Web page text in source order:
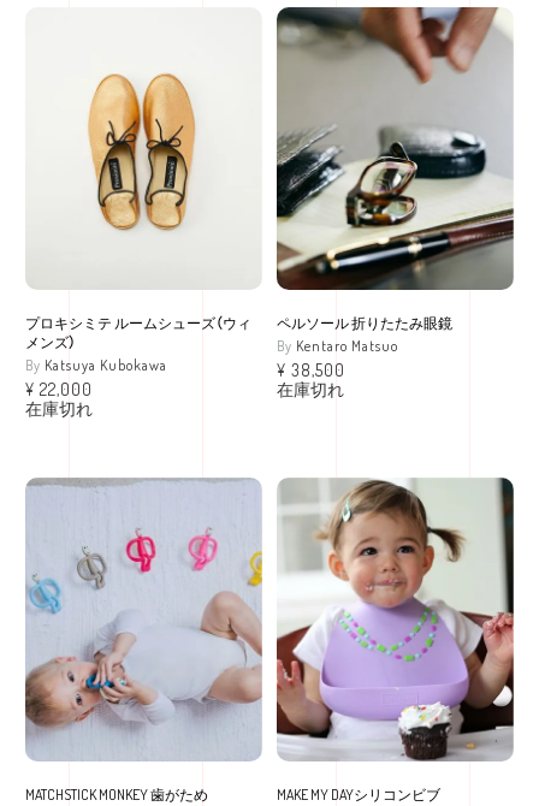
プロキシミテ ルームシューズ（ウィ
メンズ）
Katsuya Kubokawa
¥ 22,000
在庫切れ
ペルソール 折りたたみ眼鏡
Kentaro Matsuo
¥ 38,500
在庫切れ
MATCHSTICK MONKEY 歯がため
MAKE MY DAYシリコンビブ